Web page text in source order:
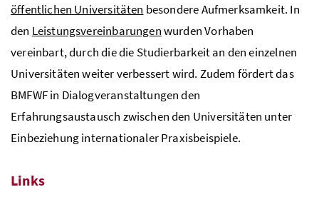
öffentlichen Universitäten besondere Aufmerksamkeit. In
den Leistungsvereinbarungenwurden Vorhaben
vereinbart, durch die die Studierbarkeit an den einzelnen
Universitäten weiter verbessert wird. Zudem fördert das
BMFWFin Dialogveranstaltungen den
Erfahrungsaustausch zwischen den Universitäten unter
Einbeziehung internationaler Praxisbeispiele.
Links